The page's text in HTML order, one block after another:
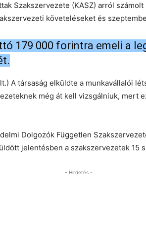
Szakszervezete (KASZ) arról
követeléseket és
179 000 forintra emeli a
A társaság elküldte a munkavállalói
még át kell vizsgálniuk, mert
Dolgozók Független
jelentésben a szakszervezetek 15
- Hirdetés -